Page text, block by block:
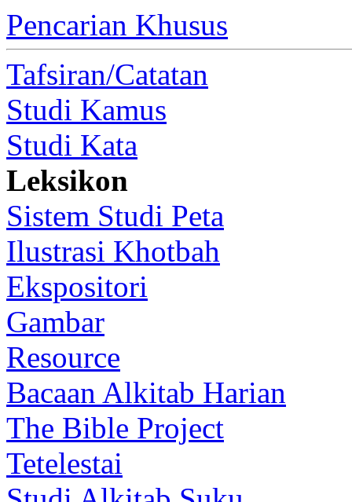
Pencarian Khusus
Tafsiran/Catatan
Studi Kamus
Studi Kata
Leksikon
Sistem Studi Peta
Ilustrasi Khotbah
Ekspositori
Gambar
Resource
Bacaan Alkitab Harian
The Bible Project
Tetelestai